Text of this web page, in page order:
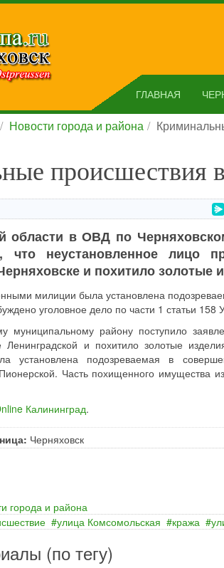
ГЛАВНАЯ
Новости города и района
происшествия
области в ОВД по
что неустановленное лицо
и похитило золотые
милиции была установлена
уголовное дело по части 1 статьи
муниципальному району поступило
и похитило золотые
установлена подозреваемая в
Часть похищенного имущества
Калининград.
Черняховск
города и района
улица Комсомольская кража
(по тегу)